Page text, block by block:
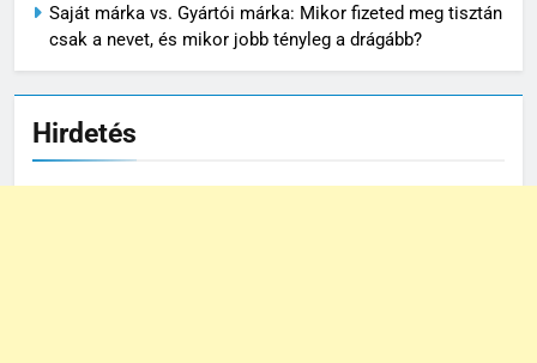
Saját márka vs. Gyártói márka: Mikor fizeted meg tisztán
csak a nevet, és mikor jobb tényleg a drágább?
Hirdetés